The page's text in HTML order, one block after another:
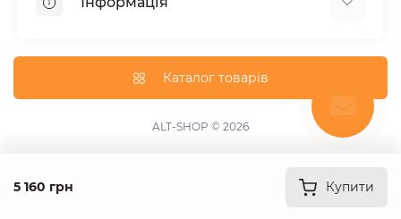
5 160 грн Купити
Відпочинок, туризм
Товари для автомобілів
Умови повернення
Зворотній зв'язок
Каталог товарів
ALT-SHOP © 2026